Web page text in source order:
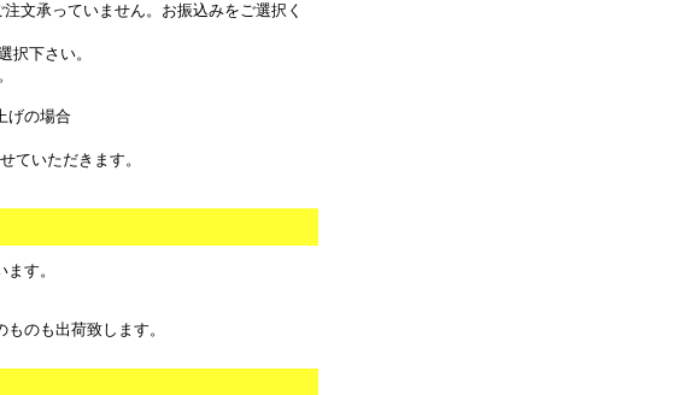
文承っていません。お振込みをご選択く
択下さい。
げの場合
ていただきます。
す。
のも出荷致します。